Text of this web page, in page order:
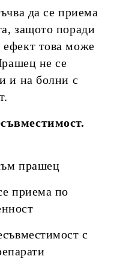
да се приема
защото поради
това може
не се
и на болни с
прашец
по
с